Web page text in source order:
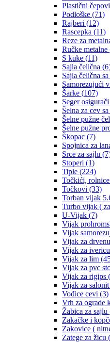
Plastični
Podloške (71)
Rajberi (12)
Rascepka (11)
Reze za
Ručke metalne
S kuke (11)
Sajla čelična
Sajla čelična
Samorezujući
Šarke (107)
Seger
Šelna za cev
Šelne pužne
Šelne pužne
Škopac (7)
Spojnica za
Srce za sajlu
Stoperi (1)
Tiple (224)
Točkići,
Točkovi (33)
Torban vijak
Turbo vijak (
U-Vijak (7)
Vijak
Vijak
Vijak za
Vijak za ivericu
Vijak za lim
Vijak za pvc
Vijak za rigips
Vijak za
Vođice cevi (3)
Vrh za ograde
Žabica za sajlu
Zakačke i
Zakovice (
Zatege za žicu